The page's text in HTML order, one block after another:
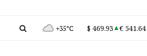
+35°C $ 469.93 € 541.64